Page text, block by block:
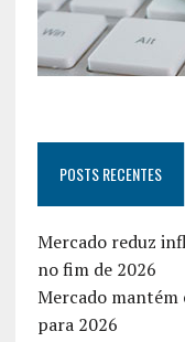
POSTS RECENTES
Mercado reduz
no fim de 2026
Mercado mantém
para 2026